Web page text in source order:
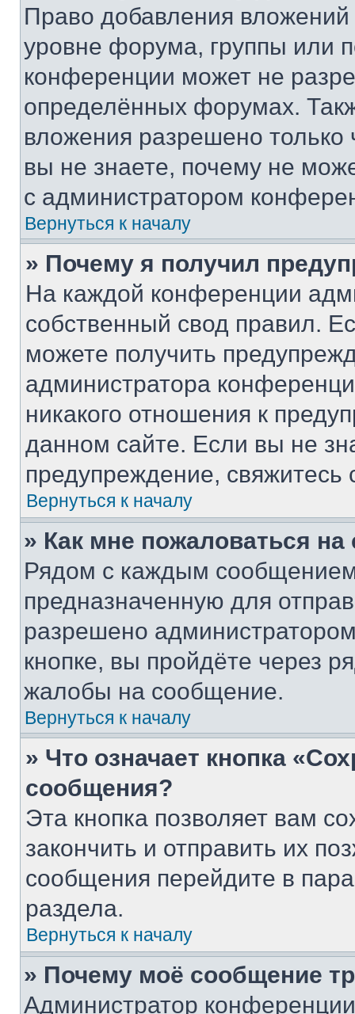
Право добавления
уровне форума, группы или
конференции может не
определённых форумах.
вложения разрешено
вы не знаете, почему не
с администратором
Вернуться к началу
» Почему я получил
На каждой конференции
собственный свод правил.
можете получить
администратора
никакого отношения к
данном сайте. Если вы не
предупреждение,
Вернуться к началу
» Как мне пожаловаться
Рядом с каждым сообщением
предназначенную для
разрешено
кнопке, вы пройдёте через
жалобы на сообщение.
Вернуться к началу
» Что означает кнопка
сообщения?
Эта кнопка позволяет вам
закончить и отправить их
сообщения перейдите в
раздела.
Вернуться к началу
» Почему моё сообщение
Администратор